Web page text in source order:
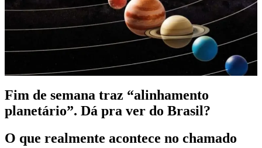
Fim de semana traz “alinhamento
planetário”. Dá pra ver do Brasil?
O que realmente acontece no chamado